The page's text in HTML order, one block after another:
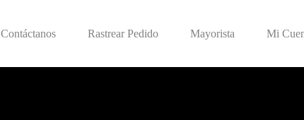
Contáctanos Rastrear Pedido Mayorista Mi